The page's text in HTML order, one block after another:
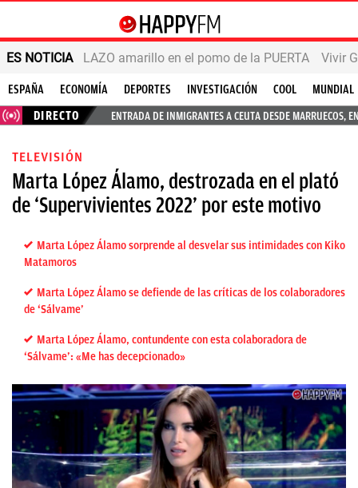
ES NOTICIA LAZO amarillo en el pomo de la PUERTA Vivir
ESPAÑA ECONOMÍA DEPORTES INVESTIGACIÓN COOL
MUNDIAL
DIRECTO
ENTRADA DE INMIGRANTES A CEUTA DESDE MARRUECOS,
TELEVISIÓN
Marta López Álamo, destrozada en el plató
de ‘Supervivientes 2022’ por este motivo
Marta López Álamo sorprende al desvelar sus intimidades con Kiko
Matamoros
Marta López Álamo se defiende de las críticas de los colaboradores
de ‘Sálvame’
Marta López Álamo, contundente con esta colaboradora de
‘Sálvame’: «Me has decepcionado»